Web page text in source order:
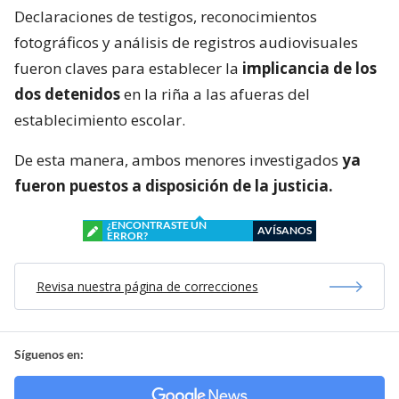
Declaraciones de testigos, reconocimientos
fotográficos y análisis de registros audiovisuales
fueron claves para establecer la implicancia de los
dos detenidosen la riña a las afueras del
establecimiento escolar.
De esta manera, ambos menores investigados ya
fueron puestos a disposición de la justicia.
¿ENCONTRASTE UN
ERROR?
AVÍSANOS
Revisa nuestra página de correcciones
Síguenos en: